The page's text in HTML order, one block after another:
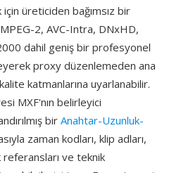
için üreticiden bağımsız bir
2, AVC-Intra, DNxHD,
dahil geniş bir profesyonel
proxy düzenlemeden ana
katmanlarına uyarlanabilir.
MXF'nın belirleyici
bir Anahtar-Uzunluk-
zaman kodları, klip adları,
referansları ve teknik